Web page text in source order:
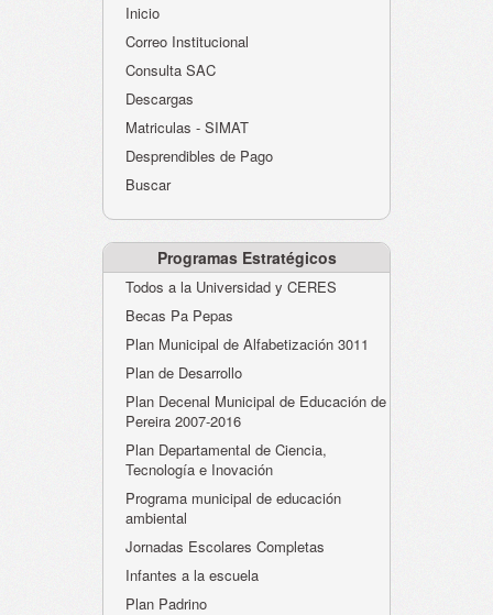
Atención al Ciudadano
Instituciones Educativas
Despacho Secretaría
Evaluación desempeño
Humano-Cesantías
Inicio
Correo Institucional
Consulta SAC
Descargas
Matriculas - SIMAT
Desprendibles de Pago
Buscar
Programas Estratégicos
Todos a la Universidad y CERES
Becas Pa Pepas
Plan Municipal de Alfabetización 3011
Plan de Desarrollo
Plan Decenal Municipal de Educación de
Pereira 2007-2016
Plan Departamental de Ciencia,
Tecnología e Inovación
Programa municipal de educación
ambiental
Jornadas Escolares Completas
Infantes a la escuela
Plan Padrino